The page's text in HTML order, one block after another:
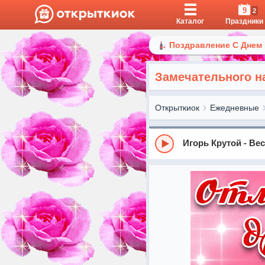
Каталог
9 2
Праздники
Поздравление С
Замечательного
Открыткиок Ежедневные
Игорь Крутой -